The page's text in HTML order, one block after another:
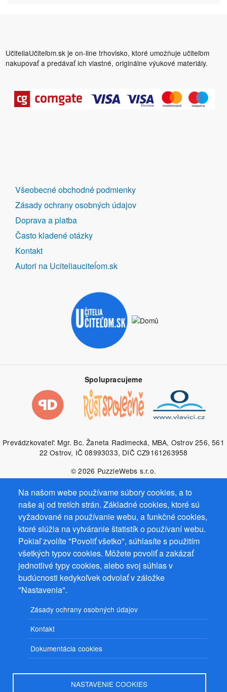
UčiteliaUčiteľom.sk je on-line trhovisko, ktoré umožňuje učiteľom
nakupovať a predávať ich vlastné, originálne výukové materiály.
Na našom webe používame súbory cookies, a to
naše aj od tretích strán. Základné cookies, ktoré sú
vyžadované na používanie webu, a funkčné cookies,
ktoré slúžia na vytváranie štatistík o používaní webu.
Pokiaľ zvolíte "Povoliť všetko", súhlasíte s použitím
všetkých typov cookies. Môžete povoliť a zakázať
jednotlivé typy cookies, alebo svoj súhlas v
budúcnosti kedykoľvek odvolať v záložke
"Nastavenia".
Zásady ochrany osobných údajov
Kontakt
Dokumentácia cookies
NASTAVENIE COOKIES
DALŠÍ
ODKAZY
Všeobecné obchodné podmienky
Zásady ochrany osobných údajov
Doprava a platba
Často kladené otázky
Kontakt
Autori na Uciteliauciteĺom.sk
Spolupracujeme
Prevádzkovateľ: Mgr. Bc. Žaneta Radimecká, MBA, Ostrov 256, 561
22 Ostrov, IČ 08993033, DIČ CZ9161263958
© 2026 PuzzleWebs s.r.o.